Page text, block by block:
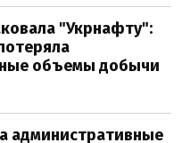
"Укрнафту":
объемы добычи
административные